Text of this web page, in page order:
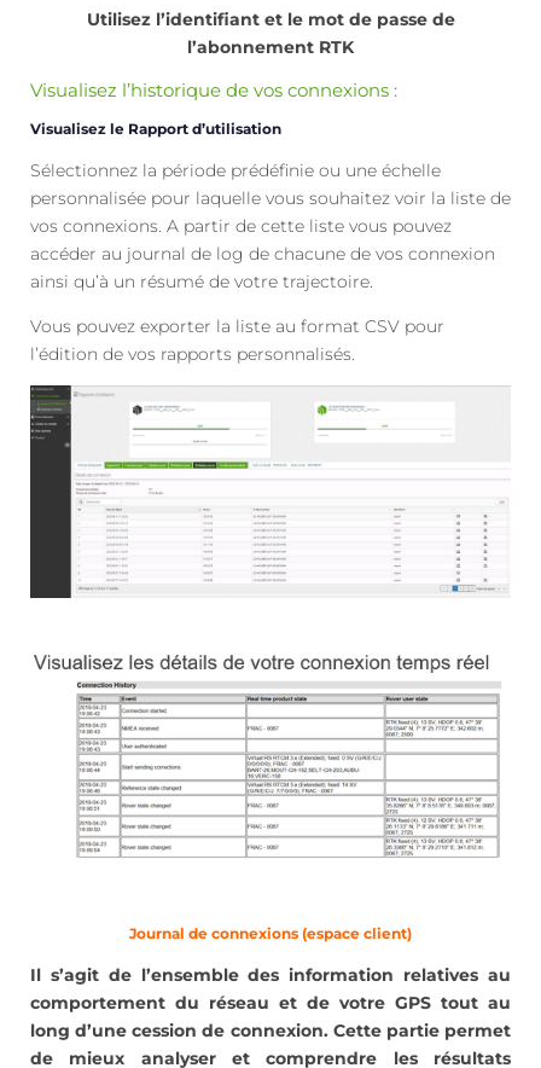
Utilisez l’identifiant et le mot de passe de
l’abonnement RTK
Visualisez l’historique de vos connexions :
Visualisez le Rapport d’utilisation
Sélectionnez la période prédéfinie ou une échelle
personnalisée pour laquelle vous souhaitez voir la liste de
vos connexions. A partir de cette liste vous pouvez
accéder au journal de log de chacune de vos connexion
ainsi qu’à un résumé de votre trajectoire.
Vous pouvez exporter la liste au format CSV pour
l’édition de vos rapports personnalisés.
Journal de connexions (espace client)
Il s’agit de l’ensemble des information relatives au
comportement du réseau et de votre GPS tout au
long d’une cession de connexion. Cette partie permet
de mieux analyser et comprendre les résultats